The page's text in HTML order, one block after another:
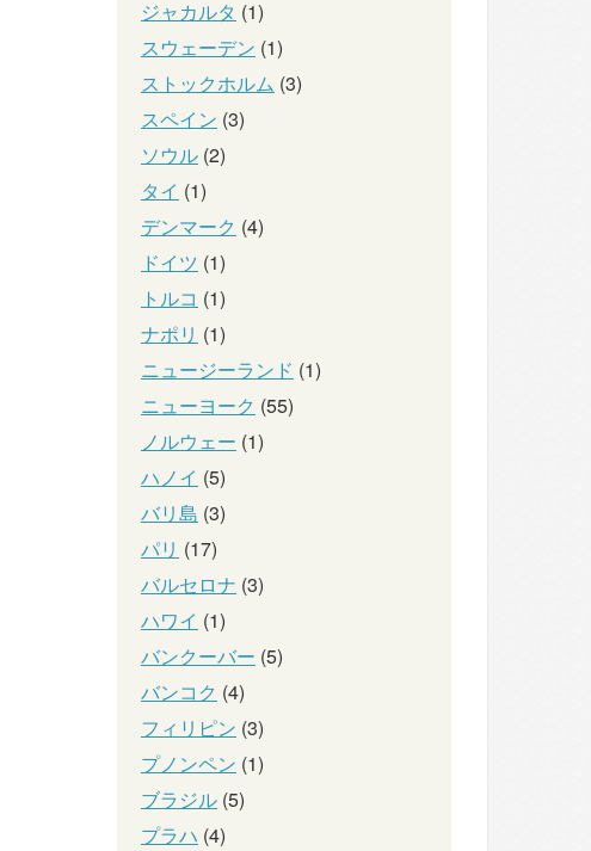
ジャカルタ (1)
スウェーデン (1)
ストックホルム (3)
スペイン (3)
ソウル (2)
タイ (1)
デンマーク (4)
ドイツ (1)
トルコ (1)
ナポリ (1)
ニュージーランド (1)
ニューヨーク (55)
ノルウェー (1)
ハノイ (5)
バリ島 (3)
パリ (17)
バルセロナ (3)
ハワイ (1)
バンクーバー (5)
バンコク (4)
フィリピン (3)
プノンペン (1)
ブラジル (5)
プラハ (4)